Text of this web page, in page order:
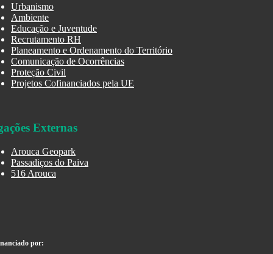
Urbanismo
Ambiente
Educação e Juventude
Recrutamento RH
Planeamento e Ordenamento do Território
Comunicação de Ocorrências
Proteção Civil
Projetos Cofinanciados pela UE
Externas
Arouca Geopark
Passadiços do Paiva
516 Arouca
por: